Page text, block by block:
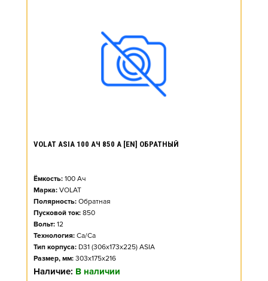
VOLAT ASIA 100 АЧ 850 А [EN] ОБРАТНЫЙ
Ёмкость: 100 Ач
Марка: VOLAT
Полярность: Обратная
Пусковой ток: 850
Вольт: 12
Технология: Ca/Ca
Тип корпуса: D31 (306x173x225) ASIA
Размер, мм: 303x175x216
Наличие: В наличии